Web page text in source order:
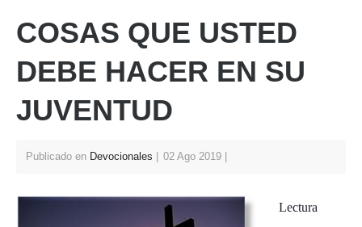
A
p
p
b
o
o
k
st
COSAS QUE USTED
DEBE HACER EN SU
JUVENTUD
Publicado en Devocionales 02 Ago 2019
Lectura